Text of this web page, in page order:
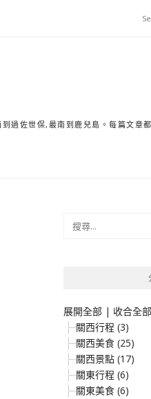
過佐世保,最南到鹿兒島。每篇文章
展開全部 | 收合全部
關西行程 (3)
關西美食 (25)
關西景點 (17)
關東行程 (6)
關東美食 (6)